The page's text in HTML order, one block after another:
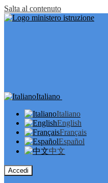
Salta al contenuto
Italiano
Italiano
English
Français
Español
中文
Accedi